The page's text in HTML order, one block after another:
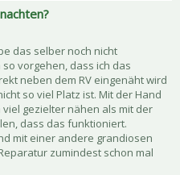
das selber noch nicht
vorgehen, dass ich das
neben dem RV eingenäht wird
so viel Platz ist. Mit der Hand
gezielter nähen als mit der
dass das funktioniert.
mit einer andere grandiosen
zumindest schon mal